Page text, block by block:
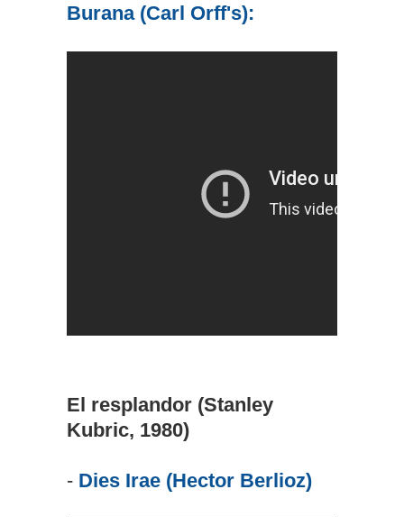
Burana (Carl Orff's):
El resplandor (Stanley
Kubric, 1980)
- Dies Irae (Hector Berlioz)